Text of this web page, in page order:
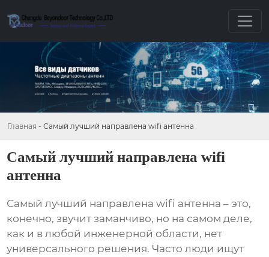
Главная - Самый лучший направлена wifi антенна
Самый лучший направлена wifi
антенна
Самый лучший направлена wifi антенна – это,
конечно, звучит заманчиво, но на самом деле,
как и в любой инженерной области, нет
универсального решения. Часто люди ищут